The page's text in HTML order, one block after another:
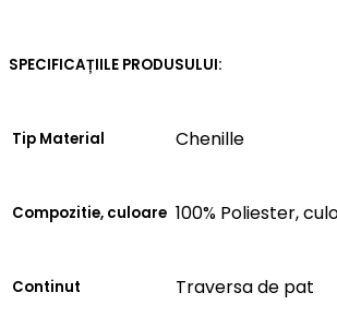
SPECIFICAȚIILE PRODUSULUI:
Tip Material Chenille
Compozitie, culoare 100% Poliester,
Continut Traversa de pat